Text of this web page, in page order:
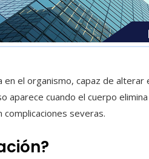
en el organismo, capaz de alterar
aparece cuando el cuerpo
severas.